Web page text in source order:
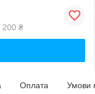
200 ₴
Оплата Умови